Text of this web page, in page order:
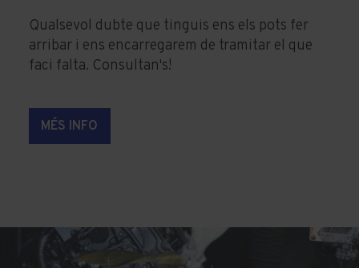
Qualsevol dubte que tinguis ens els pots fer
arribar i ens encarregarem de tramitar el que
faci falta. Consultan's!
MÉS INFO